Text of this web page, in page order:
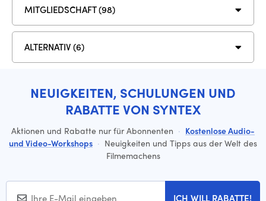
MITGLIEDSCHAFT (98)
ALTERNATIV (6)
NEUIGKEITEN, SCHULUNGEN UND
RABATTE VON SYNTEX
Aktionen und Rabatte nur für Abonnenten · Kostenlose Audio-
und Video-Workshops · Neuigkeiten und Tipps aus der Welt des
Filmemachens
ICH WILL RABATTE!